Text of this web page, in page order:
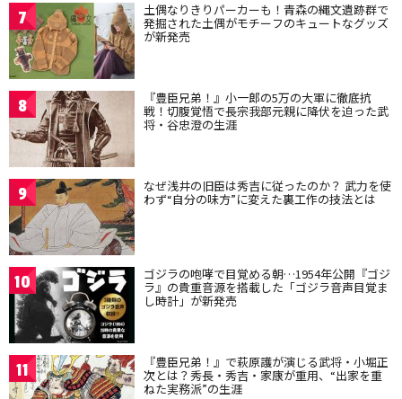
7 土偶なりきりパーカーも！青森の縄文遺跡群で
発掘された土偶がモチーフのキュートなグッズ
が新発売
8 『豊臣兄弟！』小一郎の5万の大軍に徹底抗
戦！切腹覚悟で長宗我部元親に降伏を迫った武
将・谷忠澄の生涯
9 なぜ浅井の旧臣は秀吉に従ったのか？ 武力を使
わず“自分の味方”に変えた裏工作の技法とは
10 ゴジラの咆哮で目覚める朝…1954年公開『ゴジ
ラ』の貴重音源を搭載した「ゴジラ音声目覚ま
し時計」が新発売
11 『豊臣兄弟！』で萩原護が演じる武将・小堀正
次とは？秀長・秀吉・家康が重用、“出家を重
ねた実務派”の生涯